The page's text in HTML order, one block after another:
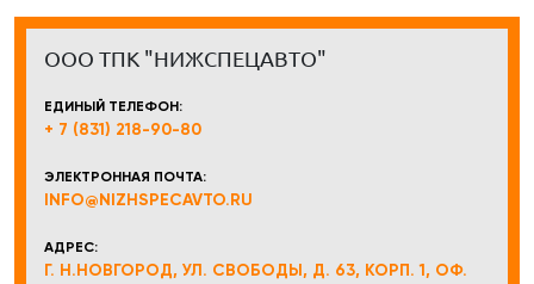
ООО ТПК "НИЖСПЕЦАВТО"
ЕДИНЫЙ ТЕЛЕФОН:
+ 7 (831) 218-90-80
ЭЛЕКТРОННАЯ ПОЧТА:
INFO@NIZHSPECAVTO.RU
АДРЕС:
Г. Н.НОВГОРОД, УЛ. СВОБОДЫ, Д. 63, КОРП. 1, ОФ.